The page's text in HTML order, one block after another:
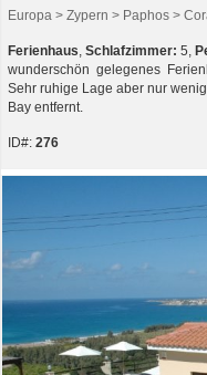
Europa > Zypern > Paphos >
Ferienhaus, Schlafzimmer: 5,
wunderschön gelegenes
Sehr ruhige Lage aber nur
Bay entfernt.
ID#: 276